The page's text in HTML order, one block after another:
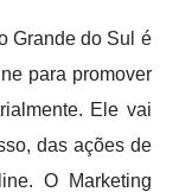
Grande do Sul é
para promover
Ele vai
das ações de
O Marketing